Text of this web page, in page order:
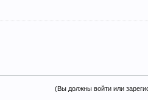
(Вы должны войти или